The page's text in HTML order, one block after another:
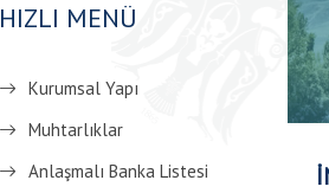
HIZLI MENÜ
Kurumsal Yapı
Muhtarlıklar
Anlaşmalı Banka Listesi